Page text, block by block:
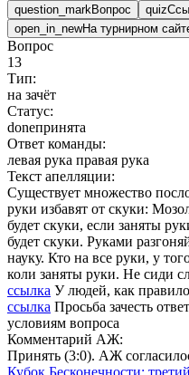
question_mark Вопрос quiz
open_in_newНа турнирном
Вопрос
13
Тип:
на зачёт
Статус:
doneпринята
Ответ команды:
левая рука правая рука
Текст апелляции:
Существует множество
руки избавят от скуки:
будет скуки, если заняты
будет скуки. Руками
науку. Кто на все руки, у
коли заняты руки. Не сиди
ссылка У людей, как
ссылка Просьба зачесть
условиям вопроса
Комментарий АЖ:
Принять (3:0). АЖ
Кубок Бесконечности: